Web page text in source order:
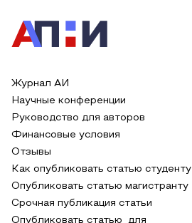
Журнал АИ
Научные конференции
Руководство для авторов
Финансовые условия
Отзывы
Как опубликовать статью студенту
Опубликовать статью магистранту
Срочная публикация статьи
Опубликовать статью для